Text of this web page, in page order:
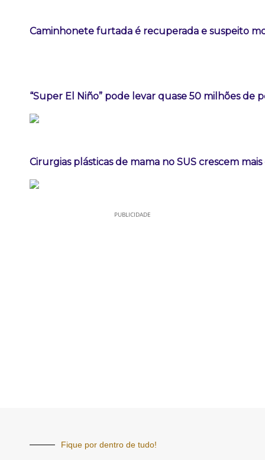
Caminhonete furtada é recuperada e suspeito
“Super El Niño” pode levar quase 50 milhões de
Cirurgias plásticas de mama no SUS crescem
PUBLICIDADE
Fique por dentro de tudo!